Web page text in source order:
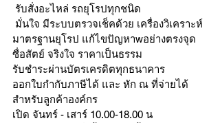
รับสั่งอะไหล่ รถยุโรปทุกชนิด
มาตรฐานยุโรป แก้ไขปัญหาwอย่างตรงจุด
ซื่อสัตย์ จริงใจ ราคาเป็นธรรม
รับชำระผ่านบัตรเครดิตทุกธนาคาร
ออกใบกำกับภาษีได้ และ หัก ณ ที่จ่ายได้
สำหรับลูกค้าองค์กร
เปิด จันทร์ - เสาร์ 10.00-18.00 น